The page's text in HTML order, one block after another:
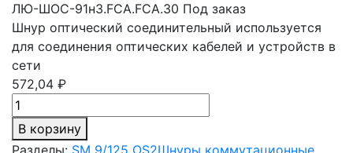
ЛЮ-ШОС-91н3.FCA.FCA.30 Под заказ
Шнур оптический соединительный используется
для соединения оптических кабелей и устройств в
сети
572,04 ₽
В корзину
Разделы: SM 9/125 OS2Шнуры коммутационные